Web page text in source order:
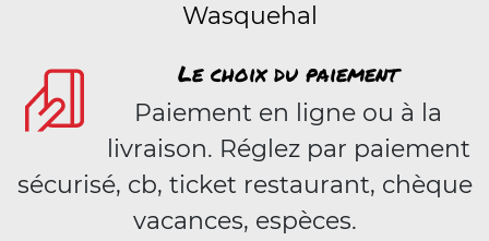
Wasquehal
Le choix du paiement
Paiement en ligne ou à la
livraison. Réglez par paiement
sécurisé, cb, ticket restaurant, chèque
vacances, espèces.